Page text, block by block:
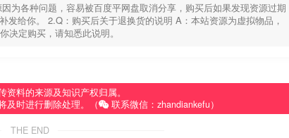
为各种问题，容易被百度平网盘取消分享，购买后如果发现资源过期
给你。 2.Q：购买后关于退换货的说明 A：本站资源为虚拟物品，
决定购买，请知悉此说明。
料的来源及知识产权归属。
及时进行删除处理。（
联系微信：zhandiankefu）
THE END